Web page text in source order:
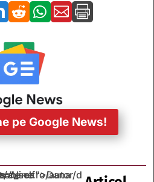
   
pe Google News!